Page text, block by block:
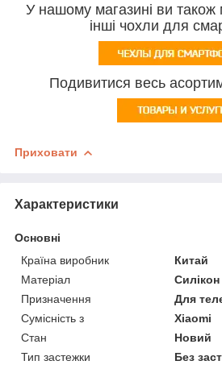
У нашому магазині ви також
інші чохли для
Подивитися весь
Приховати
Характеристики
Основні
Країна виробник
Китай
Матеріал
Силікон
Призначення
Для
Сумісність з
Xiaomi
Стан
Новий
Тип застежки
Без